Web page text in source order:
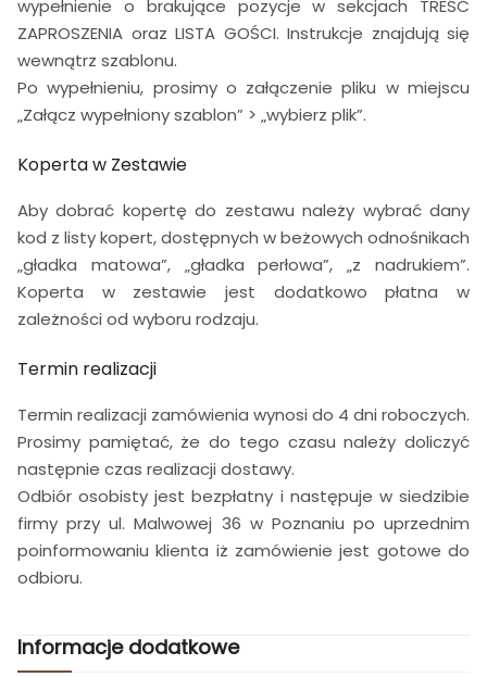
wypełnienie o brakujące pozycje w sekcjach TREŚĆ
ZAPROSZENIA oraz LISTA GOŚCI. Instrukcje znajdują się
wewnątrz szablonu.
Po wypełnieniu, prosimy o załączenie pliku w miejscu
„Załącz wypełniony szablon” > „wybierz plik”.
Koperta w Zestawie
Aby dobrać kopertę do zestawu należy wybrać dany
kod z listy kopert, dostępnych w beżowych odnośnikach
„gładka matowa”, „gładka perłowa”, „z nadrukiem”.
Koperta w zestawie jest dodatkowo płatna w
zależności od wyboru rodzaju.
Termin realizacji
Termin realizacji zamówienia wynosi do 4 dni roboczych.
Prosimy pamiętać, że do tego czasu należy doliczyć
następnie czas realizacji dostawy.
Odbiór osobisty jest bezpłatny i następuje w siedzibie
firmy przy ul. Malwowej 36 w Poznaniu po uprzednim
poinformowaniu klienta iż zamówienie jest gotowe do
odbioru.
Informacje dodatkowe